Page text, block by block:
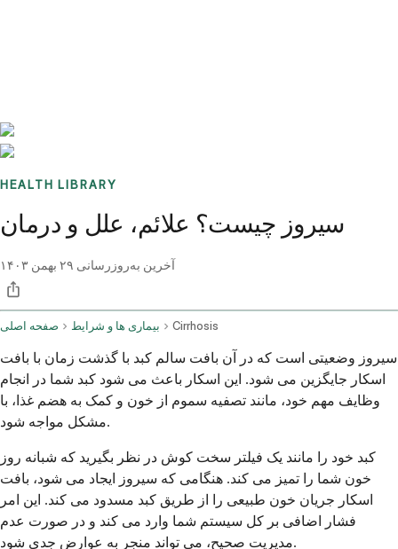
HEALTH LIBRARY
سیروز چیست؟ علائم، علل و درمان
آخرین به‌روزرسانی ۲۹ بهمن ۱۴۰۳
صفحه اصلی بیماری ها و شرایط Cirrhosis
سیروز وضعیتی است که در آن بافت سالم کبد با گذشت زمان با بافت
اسکار جایگزین می شود. این اسکار باعث می شود کبد شما در انجام
وظایف مهم خود، مانند تصفیه سموم از خون و کمک به هضم غذا، با
مشکل مواجه شود.
کبد خود را مانند یک فیلتر سخت کوش در نظر بگیرید که شبانه روز
خون شما را تمیز می کند. هنگامی که سیروز ایجاد می شود، بافت
اسکار جریان خون طبیعی را از طریق کبد مسدود می کند. این امر
فشار اضافی بر کل سیستم شما وارد می کند و در صورت عدم
مدیریت صحیح، می تواند منجر به عوارض جدی شود.